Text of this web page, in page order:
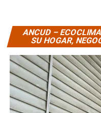
ANCUD –
SU HOGAR,